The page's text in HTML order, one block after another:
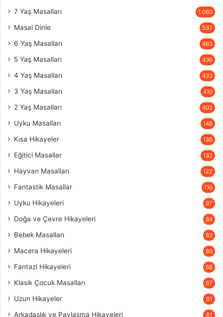
7 Yaş Masalları 1.060
Masal Dinle 537
6 Yaş Masalları 463
5 Yaş Masalları 436
4 Yaş Masalları 433
3 Yaş Masalları 410
2 Yaş Masalları 402
Uyku Masalları 148
Kısa Hikayeler 138
Eğitici Masallar 132
Hayvan Masalları 122
Fantastik Masallar 116
Uyku Hikayeleri 97
Doğa ve Çevre Hikayeleri 84
Bebek Masalları 82
Macera Hikayeleri 80
Fantazi Hikayeleri 68
Klasik Çocuk Masalları 67
Uzun Hikayeler 61
Arkadaşlık ve Paylaşma Hikayeleri 61